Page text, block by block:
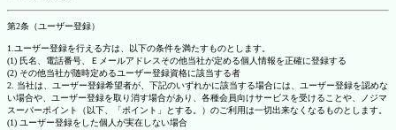
第2条（ユーザー登録）
1.ユーザー登録を行える方は、以下の条件を満たすものとします。
(1) 氏名、電話番号、Ｅメールアドレスその他当社が定める個人情報を正確に登録する
(2) その他当社が随時定めるユーザー登録資格に該当する者
2. 当社は、ユーザー登録希望者が、下記のいずれかに該当する場合には、ユーザー登録を認めな
い場合や、ユーザー登録を取り消す場合があり、各種会員向けサービスを受けることや、ノジマ
スーパーポイント（以下、「ポイント」とする。）のご利用は一切出来なくなるものとします。
(1) ユーザー登録をした個人が実在しない場合